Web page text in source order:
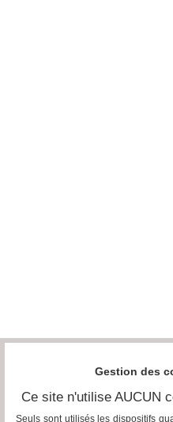
Gestion des
Ce site n'utilise AUCUN
Seuls sont utilisés les dispositifs